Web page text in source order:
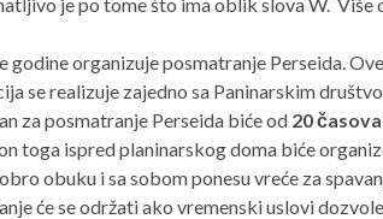
je po tome što ima oblik slova W. Više
godine organizuje posmatranje Perseida.
se realizuje zajedno sa Paninarskim
za posmatranje Perseida biće od 20 časova
toga ispred planinarskog doma biće
obuku i sa sobom ponesu vreće za
će se održati ako vremenski uslovi